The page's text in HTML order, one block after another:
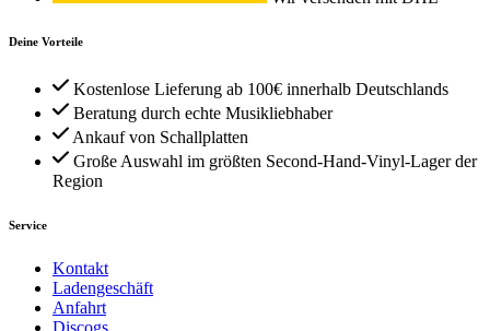
Deine Vorteile
Kostenlose Lieferung ab 100€ innerhalb Deutschlands
Beratung durch echte Musikliebhaber
Ankauf von Schallplatten
Große Auswahl im größten Second-Hand-Vinyl-Lager der
Region
Service
Kontakt
Ladengeschäft
Anfahrt
Discogs